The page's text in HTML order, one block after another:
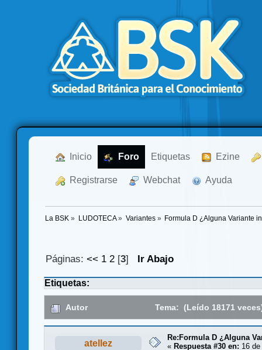
Inicio Foro Etiquetas Ezine
Registrarse Webchat Ayuda
La BSK » LUDOTECA» Variantes» Formula D ¿Alguna Variante
Páginas:<< 1 2 [3] Ir Abajo
Etiquetas:
Autor Tema: (Leído 18171
atellez
Re:Formula D ¿Alguna
« Respuesta #30 en: 16